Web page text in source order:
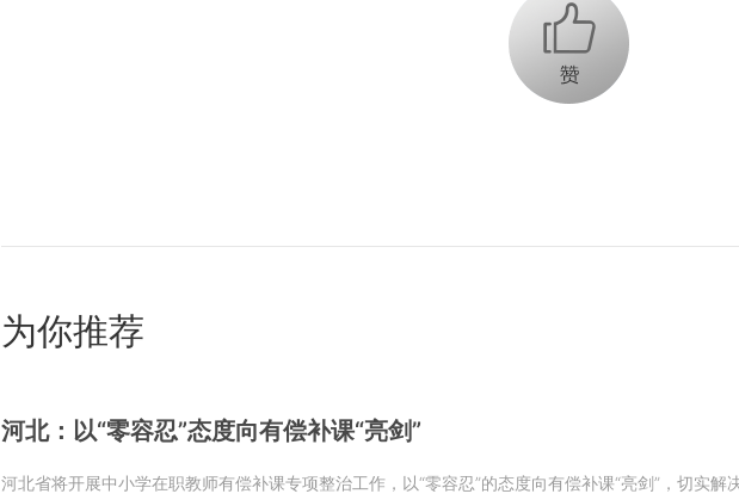
+1
为你推荐
河北：以“零容忍”态度向有偿补课“亮剑”
河北省将开展中小学在职教师有偿补课专项整治工作，以“零容忍”的态度向有偿补课“亮剑”，切实解